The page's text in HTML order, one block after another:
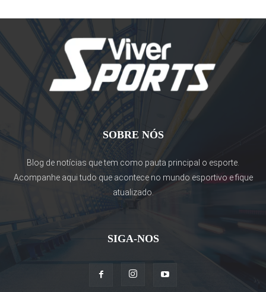
SOBRE NÓS
Blog de notícias que tem como pauta principal o esporte.
Acompanhe aqui tudo que acontece no mundo esportivo e fique
atualizado.
SIGA-NOS